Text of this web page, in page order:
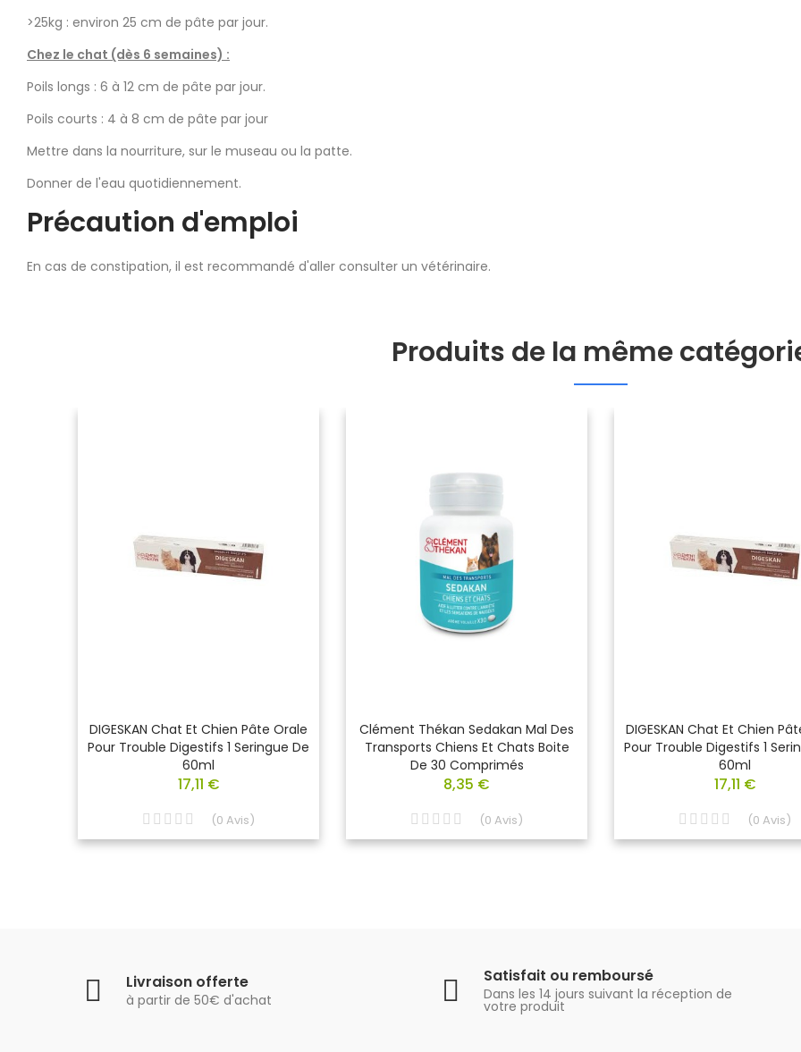
>25kg : environ 25 cm de pâte par jour.
Chez le chat (dès 6 semaines) :
Poils longs : 6 à 12 cm de pâte par jour.
Poils courts : 4 à 8 cm de pâte par jour
Mettre dans la nourriture, sur le museau ou la patte.
Donner de l'eau quotidiennement.
Précaution d'emploi
En cas de constipation, il est recommandé d'aller consulter un vétérinaire.
Produits de la même
DIGESKAN Chat Et Chien Pâte Orale
Pour Trouble Digestifs 1 Seringue De
60ml
17,11 €
(0 Avis)
Clément Thékan Sedakan Mal Des
Transports Chiens Et Chats Boite
De 30 Comprimés
8,35 €
(0 Avis)
DIGESKAN Chat Et Chien
Pour Trouble Digestifs 1
60ml
17,11 €
(0 Avis)
Livraison offerte
à partir de 50€ d'achat
Satisfait ou remboursé
Dans les 14 jours suivant la réception de
votre produit